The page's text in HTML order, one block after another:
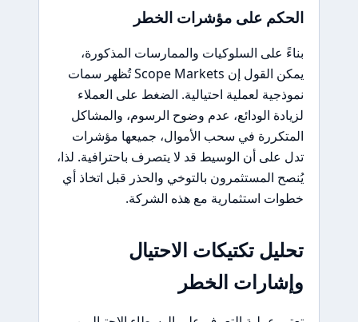
الحكم على مؤشرات الخطر
بناءً على السلوكيات والممارسات المذكورة،
يمكن القول إن Scope Markets تُظهر سمات
نموذجية لعملية احتيالية. الضغط على العملاء
لزيادة الودائع، عدم وضوح الرسوم، والمشاكل
المتكررة في سحب الأموال، جميعها مؤشرات
تدل على أن الوسيط قد لا يتصرف باحترافية. لذا،
يُنصح المستثمرون بالتوخي والحذر قبل اتخاذ أي
خطوات استثمارية مع هذه الشركة.
تحليل تكتيكات الاحتيال
وإشارات الخطر